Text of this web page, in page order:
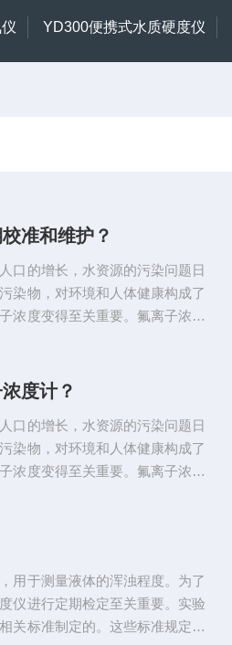
YD300便携式水质硬度仪
准和维护？
口的增长，水资源的污染问题日
染物，对环境和人体健康构成了
浓度变得至关重要。氟离子浓度
。这种电极对氟离子具有高度选
度计？
口的增长，水资源的污染问题日
染物，对环境和人体健康构成了
浓度变得至关重要。氟离子浓度
。这种电极对氟离子具有高度选
用于测量液体的浑浊程度。为了
仪进行定期检定至关重要。实验
关标准制定的。这些标准规定了